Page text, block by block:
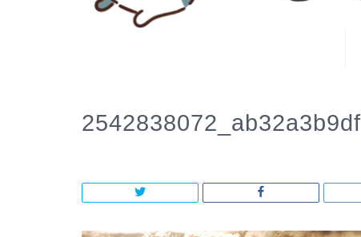
2542838072_ab32a3b9df